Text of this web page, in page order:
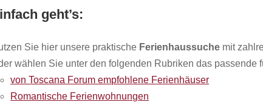
geht’s:
Sie hier unsere praktische Ferienhaussuche mit
wählen Sie unter den folgenden Rubriken das passende
von Toscana Forum empfohlene Ferienhäuser
Romantische Ferienwohnungen